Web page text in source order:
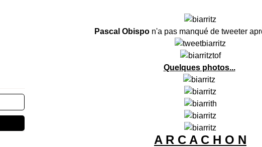
Pascal Obispo n'a pas manqué de tweeter
Quelques photos...
A R C A C H O N